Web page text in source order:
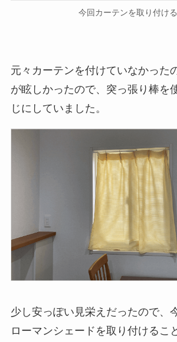
今回カーテンを取り付け
元々カーテンを付けていなかった
が眩しかったので、突っ張り棒を
じにしていました。
少し安っぽい見栄えだったので、
ローマンシェードを取り付けるこ